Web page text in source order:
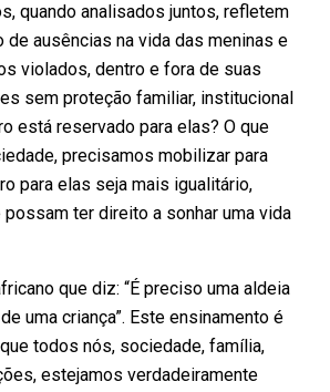
quando analisados juntos, refletem
de ausências na vida das meninas e
violados, dentro e fora de suas
sem proteção familiar, institucional
está reservado para elas? O que
precisamos mobilizar para
para elas seja mais igualitário,
ter direito a sonhar uma vida
que diz: “É preciso uma aldeia
uma criança”. Este ensinamento é
todos nós, sociedade, família,
estejamos verdadeiramente